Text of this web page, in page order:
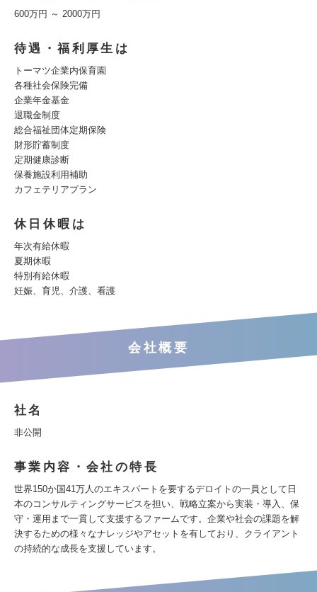
600万円 ～ 2000万円
待遇・福利厚生は
トーマツ企業内保育園
各種社会保険完備
企業年金基金
退職金制度
総合福祉団体定期保険
財形貯蓄制度
定期健康診断
保養施設利用補助
カフェテリアプラン
休日休暇は
年次有給休暇
夏期休暇
特別有給休暇
妊娠、育児、介護、看護
会社概要
社名
非公開
事業内容・会社の特長
世界150か国41万人のエキスパートを要するデロイトの一員として日
本のコンサルティングサービスを担い、戦略立案から実装・導入、保
守・運用まで一貫して支援するファームです。企業や社会の課題を解
決するための様々なナレッジやアセットを有しており、クライアント
の持続的な成長を支援しています。